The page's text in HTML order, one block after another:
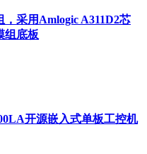
采用Amlogic A311D2芯
组底板
开源嵌入式单板工控机